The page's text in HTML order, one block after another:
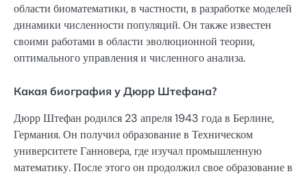
области биоматематики, в частности, в разработке моделей
динамики численности популяций. Он также известен
своими работами в области эволюционной теории,
оптимального управления и численного анализа.
Какая биография у Дюрр Штефана?
Дюрр Штефан родился 23 апреля 1943 года в Берлине,
Германия. Он получил образование в Техническом
университете Ганновера, где изучал промышленную
математику. После этого он продолжил свое образование в